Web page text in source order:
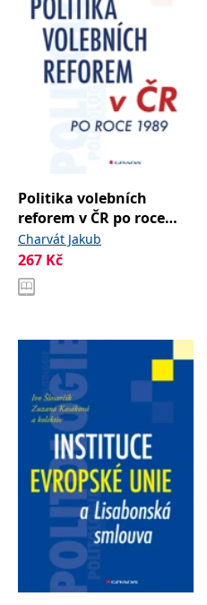
Politika volebních
reforem v ČR po roce
1989
Charvát Jakub
267 Kč